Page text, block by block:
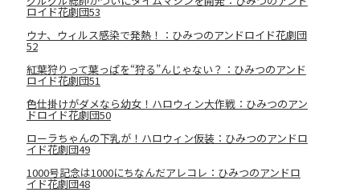
ロイド花劇団53
ウナ、ウィルス感染で発熱！：ひみつのアンドロイド花劇団
52
紅葉狩りって葉っぱを“狩る”んじゃない？：ひみつのアンド
ロイド花劇団51
色仕掛けがダメなら幼女！ハロウィン大作戦：ひみつのアン
ドロイド花劇団50
ローラちゃんの下乳が！ハロウィン仮装：ひみつのアンドロ
イド花劇団49
1000号記念は1000にちなんだアレコレ：ひみつのアンドロ
イド花劇団48